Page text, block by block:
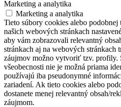
Marketing a analytika
Marketing a analytika
Tieto súbory cookies alebo
našich webových stránkach
aby vám zobrazovali relevantný
stránkach aj na webových stránkach
záujmov možno vytvoriť tzv. profily.
všeobecnosti nie je možná priama
používajú iba pseudonymné
zariadení. Ak tieto cookies alebo
dostanete menej relevantný obsah/
záujmom.